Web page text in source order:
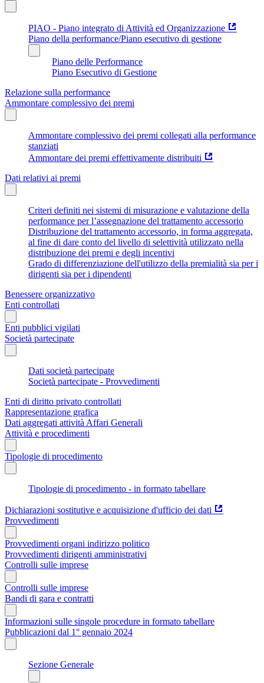
PIAO - Piano integrato di Attività ed Organizzazione
Piano della performance/Piano esecutivo di gestione
Piano delle Performance
Piano Esecutivo di Gestione
Relazione sulla performance
Ammontare complessivo dei premi
Ammontare complessivo dei premi collegati alla performance
stanziati
Ammontare dei premi effettivamente distribuiti
Dati relativi ai premi
Criteri definiti nei sistemi di misurazione e valutazione della
performance per l’assegnazione del trattamento accessorio
Distribuzione del trattamento accessorio, in forma aggregata,
al fine di dare conto del livello di selettività utilizzato nella
distribuzione dei premi e degli incentivi
Grado di differenziazione dell'utilizzo della premialità sia per i
dirigenti sia per i dipendenti
Benessere organizzativo
Enti controllati
Enti pubblici vigilati
Società partecipate
Dati società partecipate
Società partecipate - Provvedimenti
Enti di diritto privato controllati
Rappresentazione grafica
Dati aggregati attività Affari Generali
Attività e procedimenti
Tipologie di procedimento
Tipologie di procedimento - in formato tabellare
Dichiarazioni sostitutive e acquisizione d'ufficio dei dati
Provvedimenti
Provvedimenti organi indirizzo politico
Provvedimenti dirigenti amministrativi
Controlli sulle imprese
Controlli sulle imprese
Bandi di gara e contratti
Informazioni sulle singole procedure in formato tabellare
Pubblicazioni dal 1° gennaio 2024
Sezione Generale